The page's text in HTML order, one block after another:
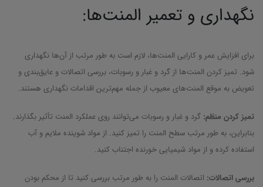
نگهداری و تعمیر المنت‌ها:
برای افزایش عمر و کارایی المنت‌ها، لازم است به طور مرتب از آن‌ها نگهداری
شود. تمیز کردن المنت‌ها از گرد و غبار و رسوبات، بررسی اتصالات و عایق‌بندی و
تعویض به موقع المنت‌های معیوب از جمله مهم‌ترین اقدامات نگهداری هستند.
تمیز کردن منظم: گرد و غبار و رسوبات می‌توانند روی عملکرد المنت تأثیر بگذارند.
بنابراین، به طور مرتب سطح المنت را تمیز کنید. از مواد شوینده ملایم و آب
استفاده کرده و از مواد شیمیایی خورنده اجتناب کنید.
بررسی اتصالات: اتصالات المنت را به طور مرتب بررسی کنید تا از محکم بودن